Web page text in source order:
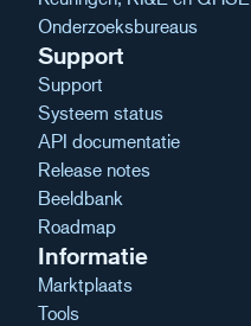
Onderzoeksbureaus
Support
Support
Systeem status
API documentatie
Release notes
Beeldbank
Roadmap
Informatie
Marktplaats
Tools